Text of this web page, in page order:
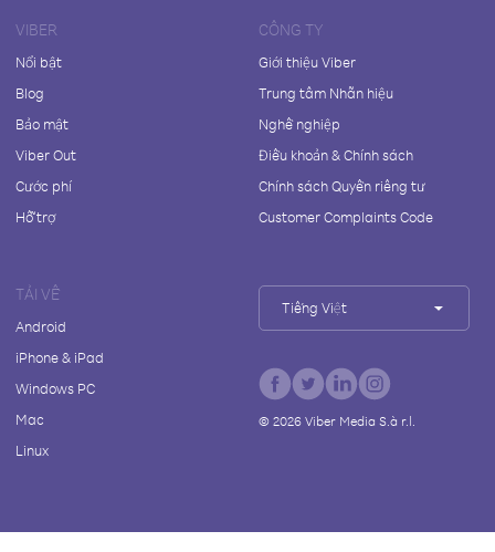
VIBER
Nổi bật
Blog
Bảo mật
Viber Out
Cước phí
Hỗ trợ
CÔNG TY
Giới thiệu Viber
Trung tâm Nhãn hiệu
Nghề nghiệp
Điều khoản & Chính sách
Chính sách Quyền riêng tư
Customer Complaints Code
TẢI VỀ
Android
iPhone & iPad
Windows PC
Mac
Linux
Tiếng Việt
© 2026Viber Media S.à r.l.